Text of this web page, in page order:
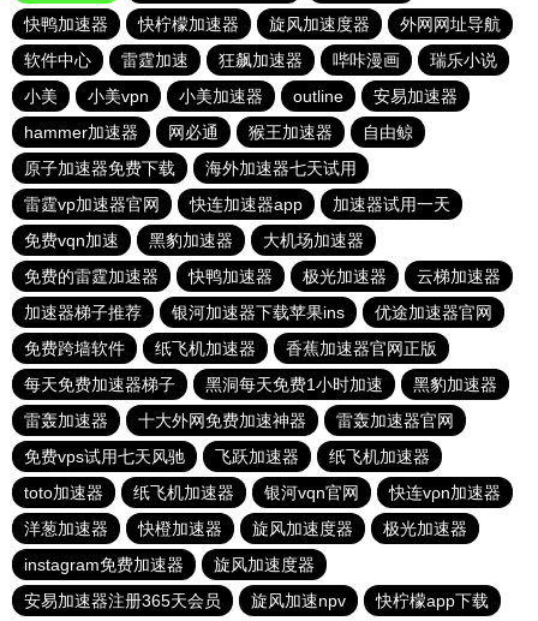
快鸭加速器
快柠檬加速器 旋风加速度器
外网网址导航
软件中心
雷霆加速 狂飙加速器 哔咔漫画
瑞乐小说
小美
小美vpn 小美加速器 outline
安易加速器
hammer加速器
网必通 猴王加速器
自由鲸
原子加速器免费下载
海外加速器七天试用
雷霆vp加速器官网
快连加速器app
加速器试用一天
免费vqn加速
黑豹加速器
大机场加速器
免费的雷霆加速器
快鸭加速器 极光加速器
云梯加速器
加速器梯子推荐
银河加速器下载苹果ins
优途加速器官网
免费跨墙软件
纸飞机加速器
香蕉加速器官网正版
每天免费加速器梯子
黑洞每天免费1小时加速
黑豹加速器
雷轰加速器
十大外网免费加速神器
雷轰加速器官网
免费vps试用七天风驰
飞跃加速器
纸飞机加速器
toto加速器
纸飞机加速器 银河vqn官网
快连vρn加速器
洋葱加速器
快橙加速器 旋风加速度器
极光加速器
instagram免费加速器
旋风加速度器
安易加速器注册365天会员
旋风加速npv 快柠檬app下载